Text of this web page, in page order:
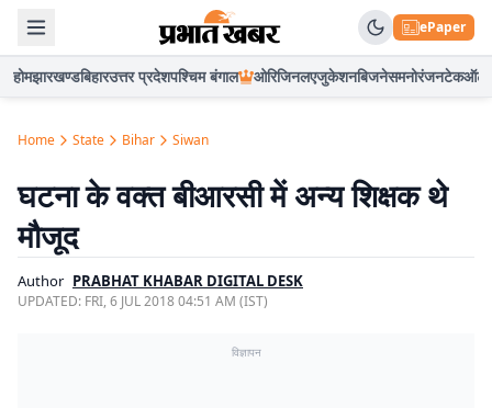
ePaper
होमझारखण्डबिहारउत्तर प्रदेशपश्चिम बंगाल ओरिजिनलएजुकेशनबिजनेसमनोरंजनटेकऑटो
Home State Bihar Siwan
घटना के वक्त बीआरसी में अन्य शिक्षक थे
मौजूद
Author PRABHAT KHABAR DIGITAL DESK
UPDATED: FRI, 6 JUL 2018 04:51 AM (IST)
विज्ञापन